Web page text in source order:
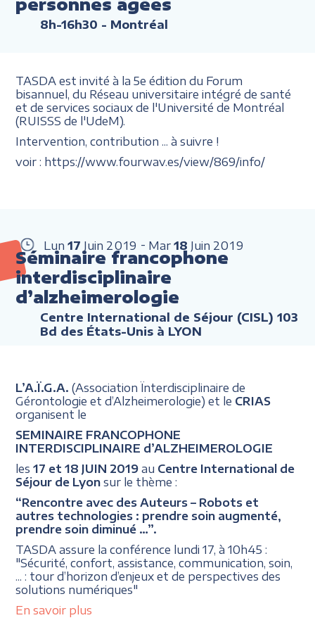
personnes âgées
8h-16h30 - Montréal
TASDA est invité à la 5e édition du Forum
bisannuel, du Réseau universitaire intégré de santé
et de services sociaux de l'Université de Montréal
(RUISSS de l'UdeM).
Intervention, contribution ... à suivre !
voir : https://www.fourwav.es/view/869/info/
Lun 17 Juin 2019 Mar 18 Juin 2019
Séminaire francophone
interdisciplinaire
d’alzheimerologie
Centre International de Séjour (CISL) 103
Bd des États-Unis à LYON
L’A.Ï.G.A. (Association Ïnterdisciplinaire de
Gérontologie et d’Alzheimerologie) et le CRIAS
organisent le
SEMINAIRE FRANCOPHONE
INTERDISCIPLINAIRE d’ALZHEIMEROLOGIE
les17 et 18 JUIN 2019au Centre International de
Séjour de Lyon sur le thème :
“Rencontre avec des Auteurs – Robots et
autres technologies : prendre soin augmenté,
prendre soin diminué …”.
TASDA assure la conférence lundi 17, à 10h45 :
"Sécurité, confort, assistance, communication, soin,
... : tour d’horizon d’enjeux et de perspectives des
solutions numériques"
En savoir plus